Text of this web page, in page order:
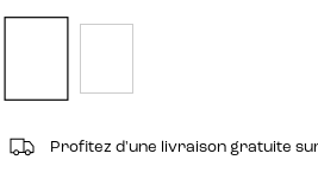
Profitez d'une livraison gratuite